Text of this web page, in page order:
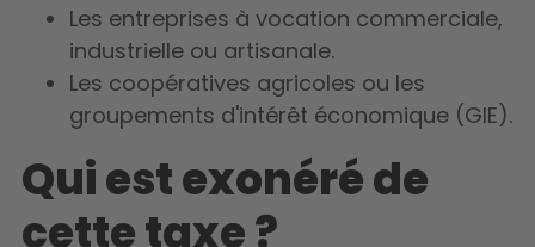
Les entreprises à vocation commerciale,
industrielle ou artisanale.
Les coopératives agricoles ou les
groupements d'intérêt économique (GIE).
Qui est exonéré de
cette taxe ?